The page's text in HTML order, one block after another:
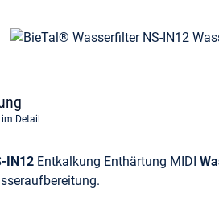
Detail
IN12 Entkalkung Enthärtung MIDI